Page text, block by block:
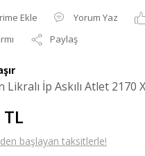
Yorum Yaz
Paylaş
Likralı İp Askılı Atlet 2170
başlayan taksitlerle!